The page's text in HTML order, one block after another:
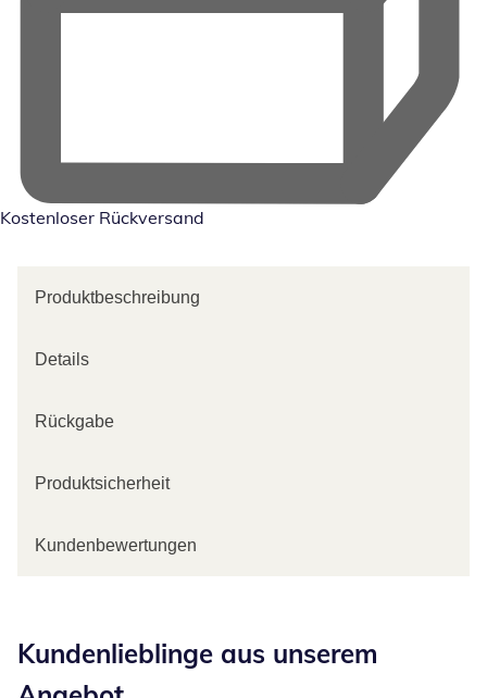
Kostenloser Rückversand
Produktbeschreibung
Details
Rückgabe
Produktsicherheit
Kundenbewertungen
Kundenlieblinge aus unserem